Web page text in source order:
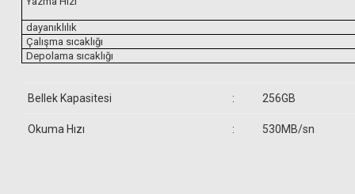
dayanıklılık
Çalışma sıcaklığı
Depolama sıcaklığı
Bellek Kapasitesi : 256GB
Okuma Hızı : 530MB/sn